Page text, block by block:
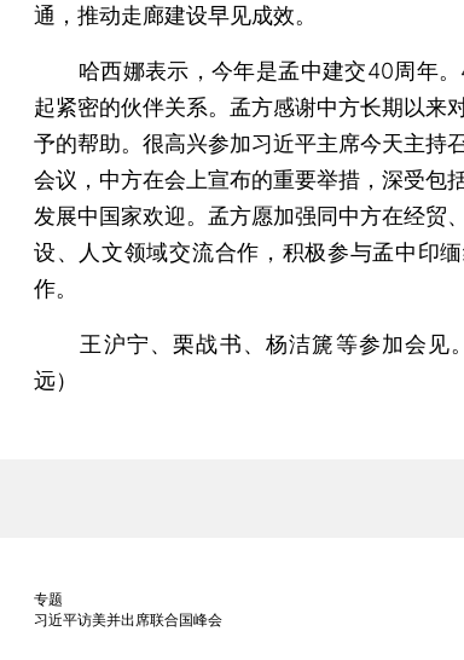
通，推动走廊建设早见成效。
哈西娜表示，今年是孟中建交40周年。
起紧密的伙伴关系。孟方感谢中方长期以来
予的帮助。很高兴参加习近平主席今天主持
会议，中方在会上宣布的重要举措，深受包
发展中国家欢迎。孟方愿加强同中方在经贸
设、人文领域交流合作，积极参与孟中印
作。
王沪宁、栗战书、杨洁篪等参加会见
远）
专题
习近平访美并出席联合国峰会